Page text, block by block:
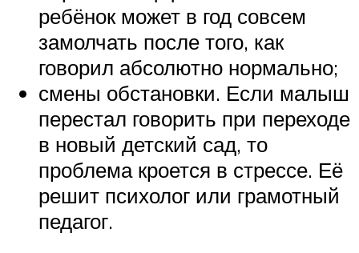
ребёнок может в год совсем
замолчать после того, как
говорил абсолютно нормально;
смены обстановки. Если малыш
перестал говорить при переходе
в новый детский сад, то
проблема кроется в стрессе. Её
решит психолог или грамотный
педагог.